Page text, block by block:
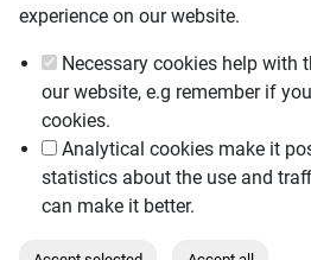
experience on our website.
Necessary cookies help with
our website, e.g remember if
cookies.
Analytical cookies make it
statistics about the use and
can make it better.